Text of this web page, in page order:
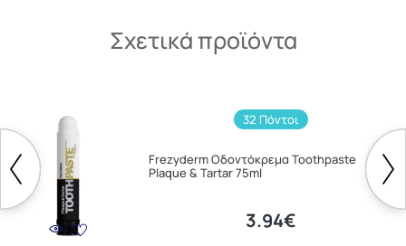
Σχετικά προϊόντα
32 Πόντοι
Frezyderm Οδοντόκρεμα Toothpaste
Plaque & Tartar 75ml
3.94€